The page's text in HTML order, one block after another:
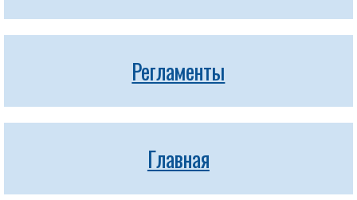
Регламенты
Главная